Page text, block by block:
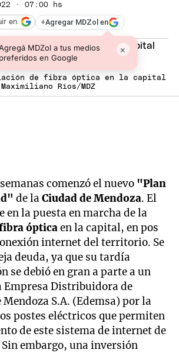
· 07:00 hs
+Agregar MDZol en
MDZol a tus medios
preferidos en Google
×
en
de fibra óptica en la capital
Ríos/MDZ
comenzó el nuevo "Plan
de laCiudad de Mendoza. El
en la puesta en marcha de la
ópticaen la capital, en pos
internet del territorio. Se
deuda, ya que su tardía
se debió en gran a parte a un
Empresa Distribuidora de
S.A. (Edemsa) por la
postes eléctricos que permiten
de este sistema de internet de
embargo, una inversión